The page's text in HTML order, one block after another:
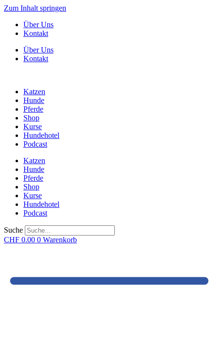
Zum Inhalt springen
Über Uns
Kontakt
Über Uns
Kontakt
Katzen
Hunde
Pferde
Shop
Kurse
Hundehotel
Podcast
Katzen
Hunde
Pferde
Shop
Kurse
Hundehotel
Podcast
Suche
CHF 0.00 0 Warenkorb